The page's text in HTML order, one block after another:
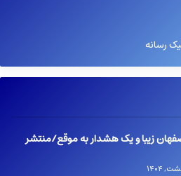
رسانه
زیبا و یک هشدار به موقع/منتشر